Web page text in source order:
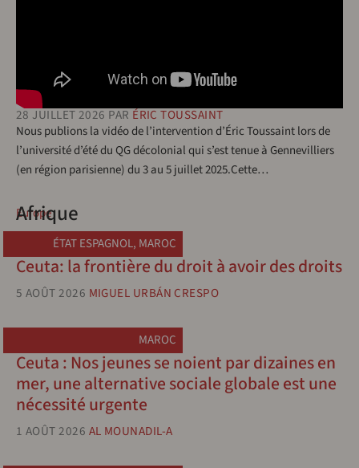
28 JUILLET 2026 PAR ÉRIC TOUSSAINT
Nous publions la vidéo de l’intervention d’Éric Toussaint lors de
l’université d’été du QG décolonial qui s’est tenue à Gennevilliers
(en région parisienne) du 3 au 5 juillet 2025.Cette…
Europe
Afrique
ÉTAT ESPAGNOL, MAROC
Ceuta: la frontière du droit à avoir des droits
5 AOÛT 2026 MIGUEL URBÁN CRESPO
MAROC
Ceuta : Nos jeunes se noient par dizaines en
mer, une alternative sociale globale est une
nécessité urgente
1 AOÛT 2026 AL MOUNADIL-A